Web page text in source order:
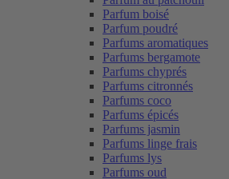
Parfum boisé
Parfum poudré
Parfums aromatiques
Parfums bergamote
Parfums chyprés
Parfums citronnés
Parfums coco
Parfums épicés
Parfums jasmin
Parfums linge frais
Parfums lys
Parfums oud